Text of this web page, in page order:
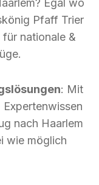
Egal wo
Pfaff Trier
für nationale &
: Mit
Expertenwissen
nach Haarlem
wie möglich